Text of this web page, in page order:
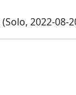
(Solo, 2022-08-